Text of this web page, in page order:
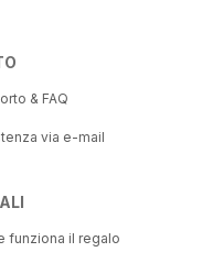
& FAQ
via e-mail
funziona il regalo